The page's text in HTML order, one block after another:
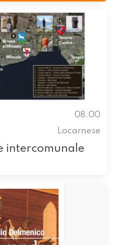
08.00
Locarnese
intercomunale